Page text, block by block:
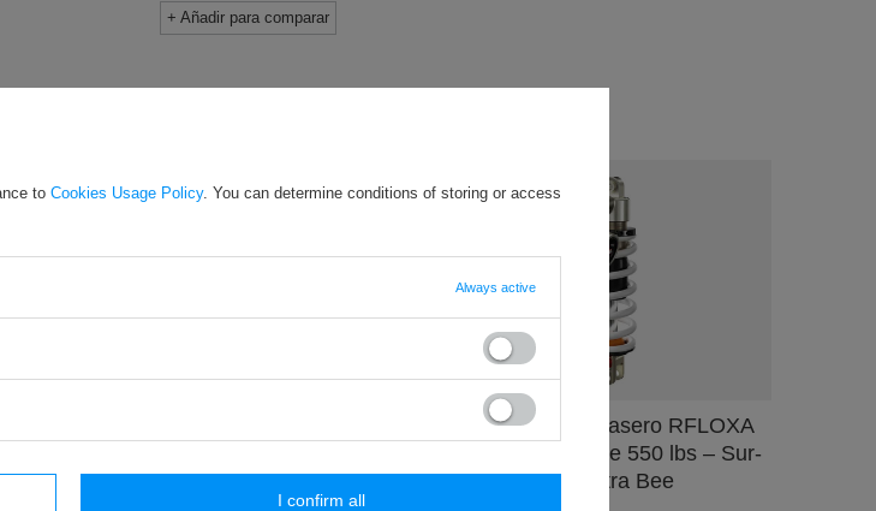
+ Añadir para comparar
–
68,60 EUR
Amortiguador trasero RFLOXA
RAF55RV, muelle 550 lbs – Sur-
Ron Ultra Bee
to Cookies Usage Policy. You can determine conditions of storing or access
Always active
I confirm all